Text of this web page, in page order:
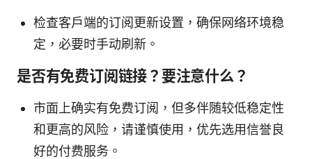
检查客户端的订阅更新设置，确保网络环境稳
定，必要时手动刷新。
是否有免费订阅链接？要注意什么？
市面上确实有免费订阅，但多伴随较低稳定性
和更高的风险，请谨慎使用，优先选用信誉良
好的付费服务。